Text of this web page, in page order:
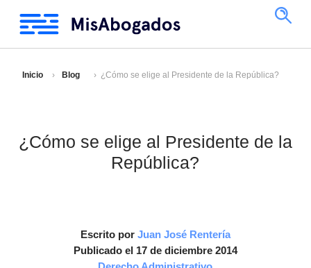
Inicio Blog ¿Cómo se elige al Presidente de la República?
¿Cómo se elige al Presidente de la
República?
Escrito por Juan José Rentería
Publicado el 17 de diciembre 2014